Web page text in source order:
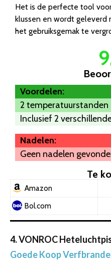
Het is de perfecte tool
klussen en wordt geleverd
het gebruiksgemak te
Voordelen:
2 temperatuurstanden
Inclusief 2
Nadelen:
Geen nadelen
Te
Amazon
Bol.com
4. VONROC
Goede Koop